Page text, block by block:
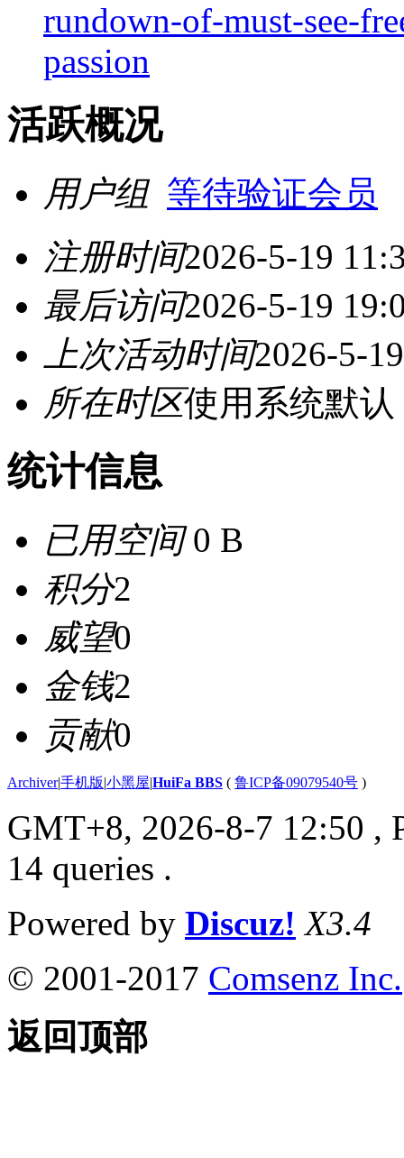
rundown-of-must-see-
passion
活跃概况
用户组 等待验证会员
注册时间2026-5-19
最后访问2026-5-19
上次活动时间2026-5-
所在时区使用系统默认
统计信息
已用空间0 B
积分2
威望0
金钱2
贡献0
Archiver|手机版|小黑屋|HuiFa BBS ( 鲁ICP备09079540号 )
GMT+8, 2026-8-7 12:50 ,
14 queries .
Powered by Discuz! X3.4
© 2001-2017 Comsenz Inc.
返回顶部